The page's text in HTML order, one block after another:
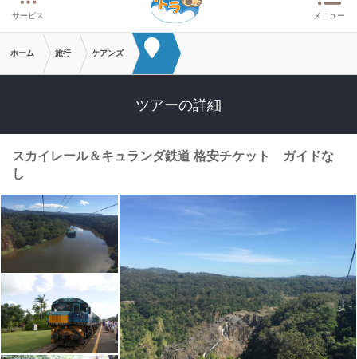
サービス メニュー
ホーム 旅行 ケアンズ
ツアーの詳細
スカイレール＆キュランダ鉄道 格安チケット ガイドな
し